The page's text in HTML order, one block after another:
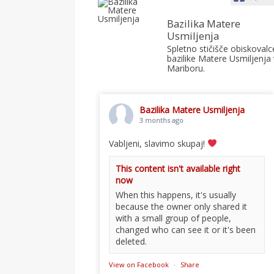
Bazilika Matere
Usmiljenja
Spletno stičišče
bazilike Matere Usmiljenja
Mariboru.
Bazilika Matere Usmiljenja
3 months ago
Vabljeni, slavimo skupaj!
This content isn't available right
now
When this happens, it's usually
because the owner only shared it
with a small group of people,
changed who can see it or it's been
deleted.
View on Facebook · Share